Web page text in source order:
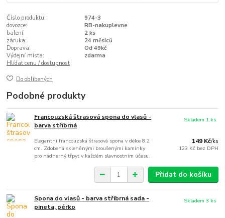
Číslo produktu:
974-3
dovozce:
RB-nakuplevne
balení:
2 ks
záruka:
24 měsíců
Doprava:
Od 49kč
Výdejní místa:
zdarma
Hlídat cenu / dostupnost
Do oblíbených
Podobné produkty
Francouzská štrasová spona do vlasů -
barva stříbrná
Elegantní francouzská štrasová spona v délce 8,2
cm. Zdobená skleněnými broušenými kamínky
pro nádherný třpyt v každém slavnostním účesu.
149 Kč/ks
123 Kč bez DPH
Skladem 1 ks
Přidat do košíku
Spona do vlasů - barva stříbrná sada -
pineta, pérko
Skladem 3 ks